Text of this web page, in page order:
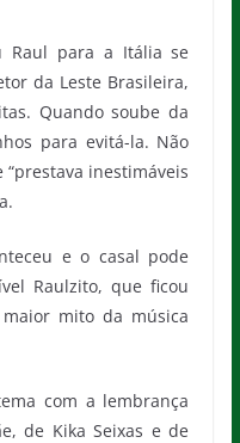
Raul para a Itália se
da Leste Brasileira,
Quando soube da
para evitá-la. Não
inestimáveis
e o casal pode
Raulzito, que ficou
mito da música
com a lembrança
de Kika Seixas e de